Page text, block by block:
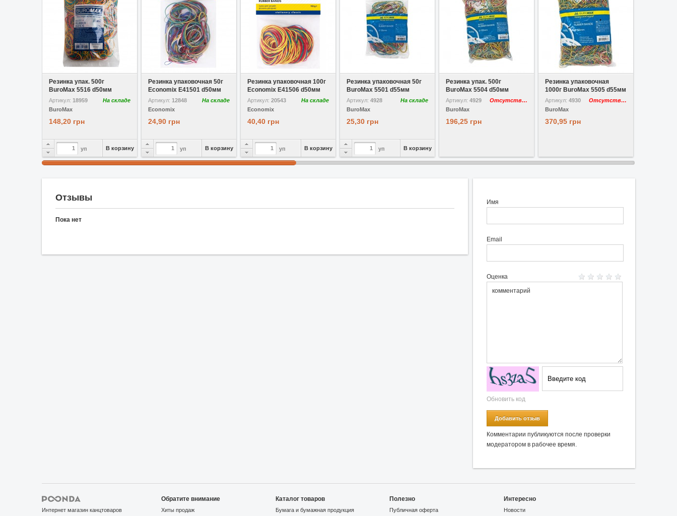
В избранное
Резинка упак. 500г
BuroMax 5516 d50мм
Артикул: 18959
На складе
BuroMax
148,20 грн
уп В корзину
В избранное
Резинка упаковочная 50г
Economix E41501 d50мм
Артикул: 12848
На складе
Economix
24,90 грн
уп В корзину
В избранное
Резинка упаковочная 100г
Economix E41506 d50мм
Артикул: 20543
На складе
Economix
40,40 грн
уп В корзину
Резинка упаковочная 50г
BuroMax 5501 d55мм
Артикул: 4928
На складе
BuroMax
25,30 грн
уп В корзину
Резинка упак. 500г
BuroMax 5504 d50мм
Артикул: 4929
Отсутствует
BuroMax
196,25 грн
В избранное
Резинка упаковочная
1000г BuroMax 5505 d55мм
Артикул: 4930
Отсутствует
BuroMax
370,95 грн
Имя
Email
Оценка
Обновить код
Добавить отзыв
Комментарии публикуются после проверки
модератором в рабочее время.
Отзывы
Пока нет
Интернет магазин канцтоваров
Обратите внимание
Хиты продаж
Каталог товаров
Бумага и бумажная продукция
Полезно
Публичная оферта
Интересно
Новости